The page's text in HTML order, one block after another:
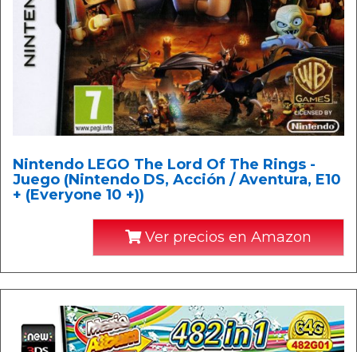
Nintendo LEGO The Lord Of The Rings -
Juego (Nintendo DS, Acción / Aventura, E10
+ (Everyone 10 +))
Ver precios en Amazon